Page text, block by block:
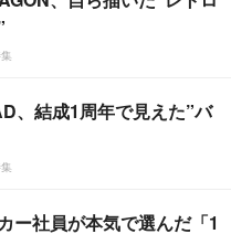
、結成1周年で見えた”バ
ー社員が本気で選んだ「1